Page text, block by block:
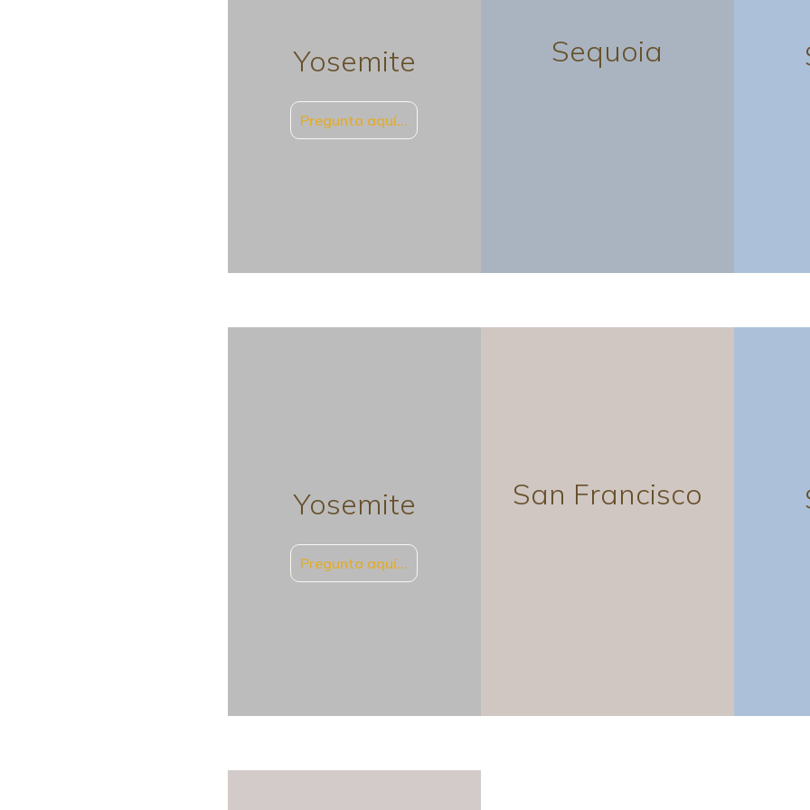
Yosemite
Pregunta aquí…
Sequoia
Yosemite
Pregunta aquí…
San Francisco